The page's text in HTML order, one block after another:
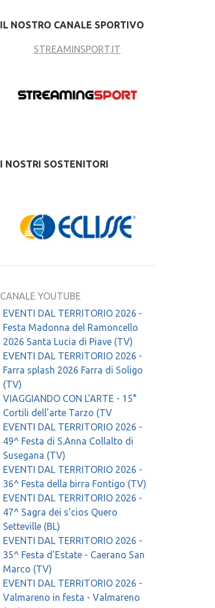
IL NOSTRO CANALE SPORTIVO
STREAMINSPORT.IT
I NOSTRI SOSTENITORI
CANALE YOUTUBE
EVENTI DAL TERRITORIO 2026 -
Festa Madonna del Ramoncello
2026 Santa Lucia di Piave (TV)
EVENTI DAL TERRITORIO 2026 -
Farra splash 2026 Farra di Soligo
(TV)
VIAGGIANDO CON L'ARTE - 15°
Cortili dell'arte Tarzo (TV
EVENTI DAL TERRITORIO 2026 -
49^ Festa di S.Anna Collalto di
Susegana (TV)
EVENTI DAL TERRITORIO 2026 -
36^ Festa della birra Fontigo (TV)
EVENTI DAL TERRITORIO 2026 -
47^ Sagra dei s'cios Quero
Setteville (BL)
EVENTI DAL TERRITORIO 2026 -
35^ Festa d'Estate - Caerano San
Marco (TV)
EVENTI DAL TERRITORIO 2026 -
Valmareno in festa - Valmareno